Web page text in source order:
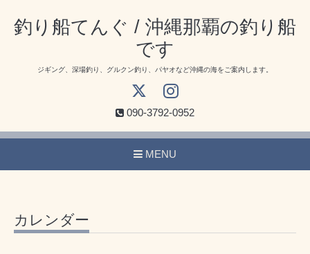
釣り船てんぐ / 沖縄那覇の釣り船
です
ジギング、深場釣り、グルクン釣り、パヤオなど沖縄の海をご案内します。
090-3792-0952
MENU
カレンダー